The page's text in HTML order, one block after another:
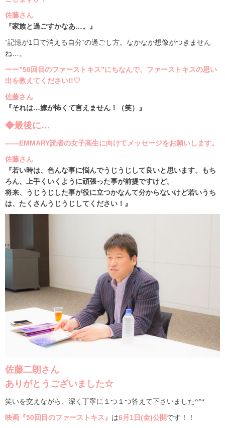
佐藤さん
『家族と過ごすかなあ…。』
“記憶が1日で消える自分“の過ごし方。なかなか想像がつきません
ね…。
ーー”50回目のファーストキス”にちなんで、ファーストキスの思い
出を教えてください!!♡
佐藤さん
『それは…嫁が怖くて言えません！（笑）』
◆最後に…
――EMMARY読者の女子高生に向けてメッセージをお願いします。
佐藤さん
『若い時は、色んな事に悩んでうじうじして良いと思います。もち
ろん、上手くいくように頑張った事が前提ですけど。
将来、うじうじした事が役に立つかなんて分からないけど若いうち
は、たくさんうじうじしてください！』
佐藤二朗さん
ありがとうございました☆
笑いを交えながら、深く丁寧に１つ１つ答えて下さいました^^*
映画『50回目のファーストキス』 は6月1日(金)公開です！！